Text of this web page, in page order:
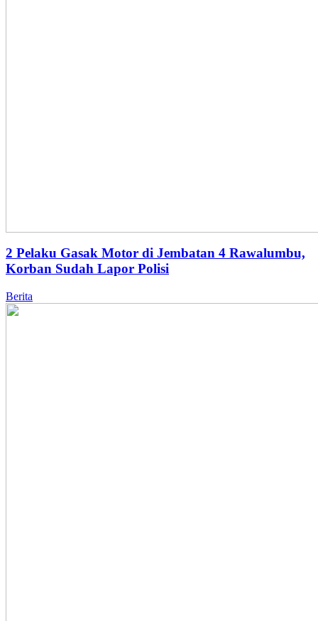
2 Pelaku Gasak Motor di Jembatan 4 Rawalumbu,
Korban Sudah Lapor Polisi
Berita